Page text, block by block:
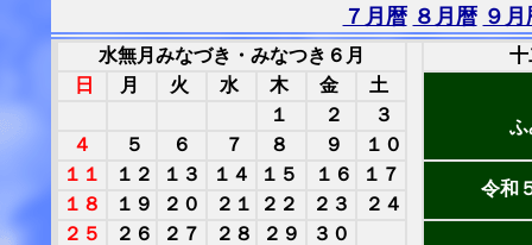
７月暦 ８月暦 ９月
水無月みなづき・みなつき６月
十
日
月 火 水 木 金 土
ふ
１ ２
３
４
５ ６ ７ ８ ９
１０
１１
１２ １３ １４ １５ １６ １７
令和
１８ １９ ２０ ２１ ２２ ２３
２４
２５
２６ ２７ ２８ ２９
３０